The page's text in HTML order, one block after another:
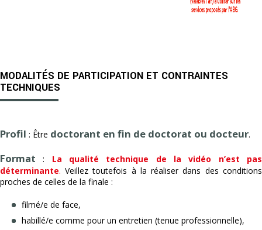
MODALITÉS DE PARTICIPATION ET CONTRAINTES
TECHNIQUES
Profil : Être doctorant en fin de doctorat ou docteur.
Format : La qualité technique de la vidéo n’est pas
déterminante. Veillez toutefois à la réaliser dans des conditions
proches de celles de la finale :
filmé/e de face,
habillé/e comme pour un entretien (tenue professionnelle),